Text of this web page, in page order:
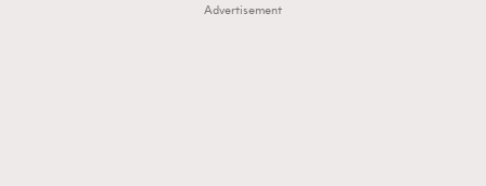
Advertisement